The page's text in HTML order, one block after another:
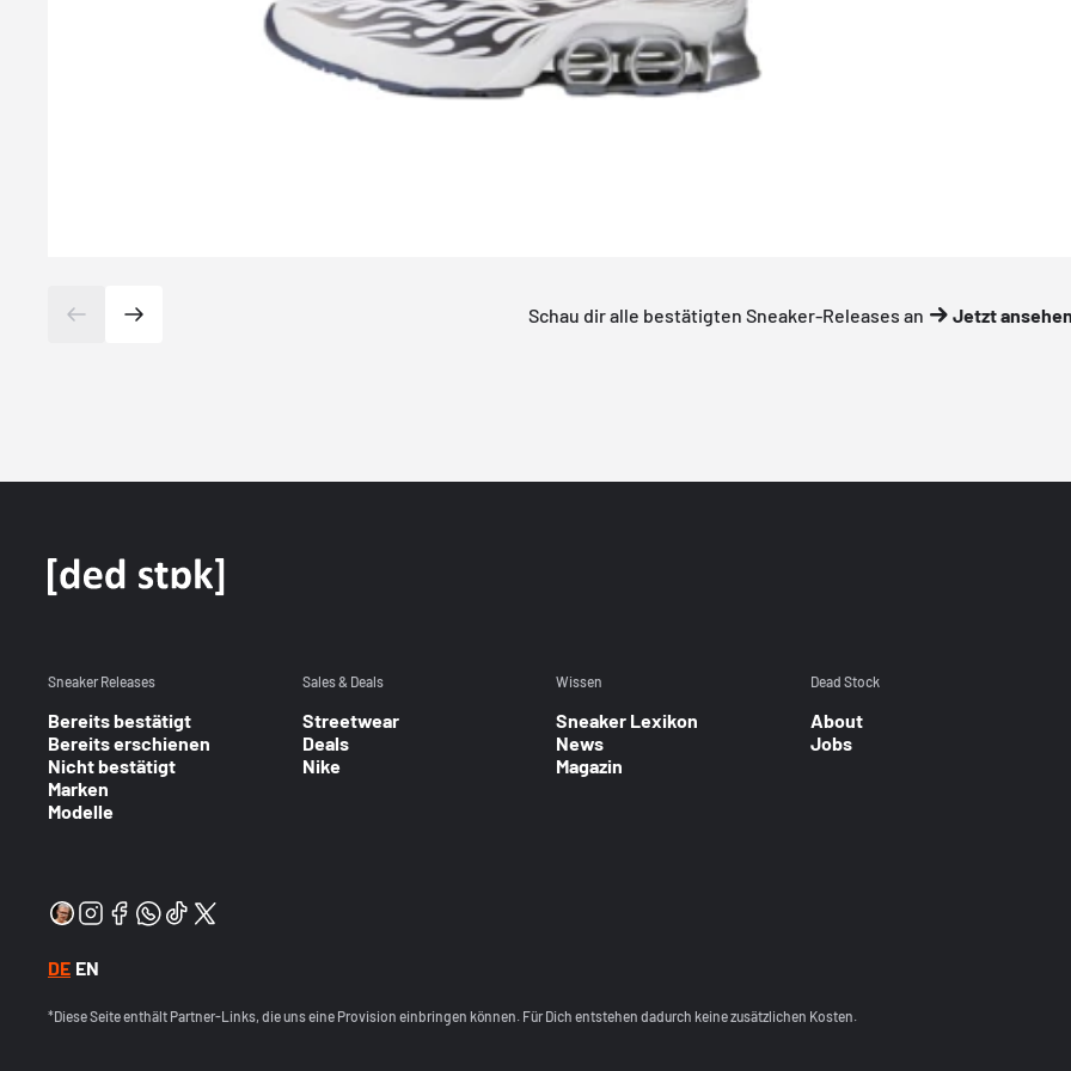
Schau dir alle bestätigten Sneaker-Releases an Jetzt
Sneaker Releases
Bereits bestätigt
Bereits erschienen
Nicht bestätigt
Marken
Modelle
Sales & Deals
Streetwear
Deals
Nike
Wissen
Sneaker Lexikon
News
Magazin
Dead Stock
About
Jobs
DE EN
*Diese Seite enthält Partner-Links, die uns eine Provision einbringen können. Für Dich entstehen dadurch keine zusätzlichen Kosten.